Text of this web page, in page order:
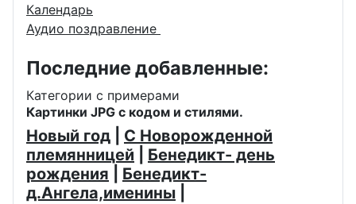
Календарь
Аудио поздравление
Последние добавленные:
Категории с примерами
Картинки JPG с кодом и стилями.
Новый год
С Новорожденной
племянницей
Бенедикт- день
рождения
Бенедикт-
д.Ангела,именины